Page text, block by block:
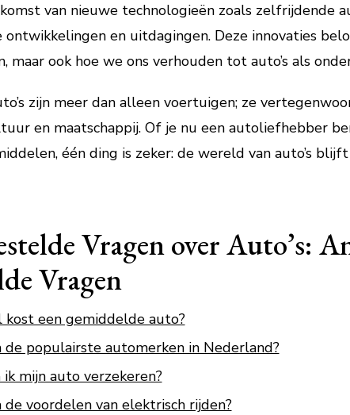
van nieuwe technologieën zoals zelfrijdende
ontwikkelingen en uitdagingen. Deze innovaties
maar ook hoe we ons verhouden tot auto’s als
zijn meer dan alleen voertuigen; ze
en maatschappij. Of je nu een autoliefhebber
één ding is zeker: de wereld van auto’s
Vragen over Auto’s:
Vragen
kost een gemiddelde auto?
de populairste automerken in Nederland?
ik mijn auto verzekeren?
voordelen van elektrisch rijden?